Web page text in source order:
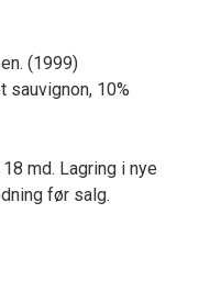
(1999)
sauvignon, 10%
md. Lagring i nye
før salg.